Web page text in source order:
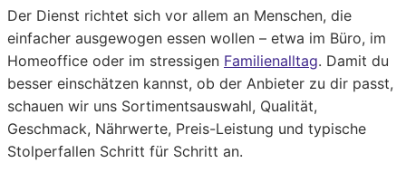
Der Dienst richtet sich vor allem an Menschen, die
einfacher ausgewogen essen wollen – etwa im Büro, im
Homeoffice oder im stressigen Familienalltag. Damit du
besser einschätzen kannst, ob der Anbieter zu dir passt,
schauen wir uns Sortimentsauswahl, Qualität,
Geschmack, Nährwerte, Preis-Leistung und typische
Stolperfallen Schritt für Schritt an.